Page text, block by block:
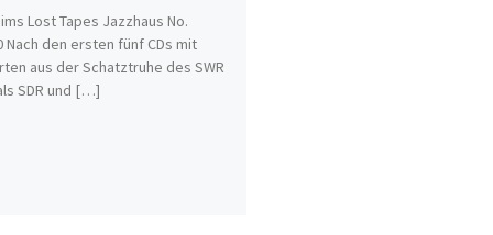
Lost Tapes Jazzhaus No.
Nach den ersten fünf CDs mit
aus der Schatztruhe des SWR
SDR und […]